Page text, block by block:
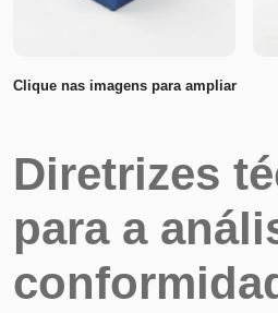
Clique nas imagens para ampliar
Diretrizes
para a